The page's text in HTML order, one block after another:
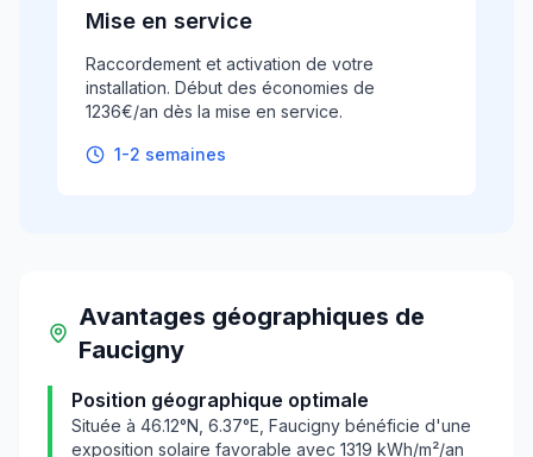
Mise en service
Raccordement et activation de votre
installation. Début des économies de
1236€/an dès la mise en service.
1-2 semaines
Avantages géographiques de
Faucigny
Position géographique optimale
Située à 46.12°N, 6.37°E, Faucigny bénéficie d'une
exposition solaire favorable avec 1319 kWh/m²/an